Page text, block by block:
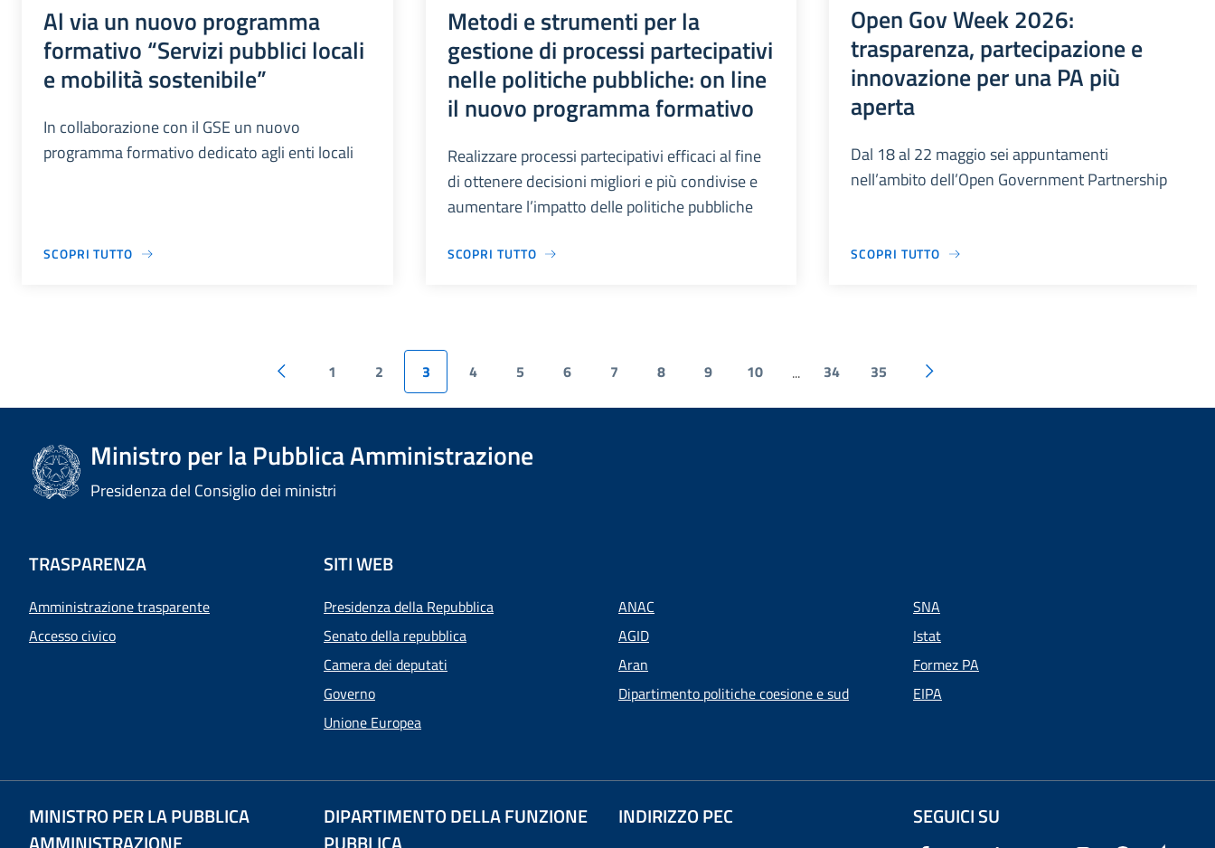
Al via un nuovo programma
formativo “Servizi pubblici locali
e mobilità sostenibile”
In collaborazione con il GSE un nuovo
programma formativo dedicato agli enti locali
SCOPRI TUTTO
Metodi e strumenti per la
gestione di processi partecipativi
nelle politiche pubbliche: on line
il nuovo programma formativo
Realizzare processi partecipativi efficaci al fine
di ottenere decisioni migliori e più condivise e
aumentare l’impatto delle politiche pubbliche
SCOPRI TUTTO
Open Gov Week 2026:
trasparenza, partecipazione e
innovazione per una PA più
aperta
Dal 18 al 22 maggio sei appuntamenti
nell’ambito dell’Open Government Partnership
SCOPRI TUTTO
1 2 3 4 5 6 7 8 9 10 ... 34 35
Ministro per la Pubblica Amministrazione
Presidenza del Consiglio dei ministri
TRASPARENZA
Amministrazione trasparente
Accesso civico
SITI WEB
Presidenza della Repubblica
Senato della repubblica
Camera dei deputati
Governo
Unione Europea
ANAC
AGID
Aran
Dipartimento politiche coesione e sud
SNA
Istat
Formez PA
EIPA
MINISTRO PER LA PUBBLICA
DIPARTIMENTO DELLA FUNZIONE
INDIRIZZO PEC SEGUICI SU